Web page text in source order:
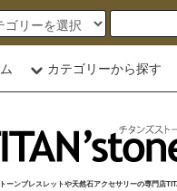
カテゴリーから探す
ーンブレスレットや天然石アクセサリーの専門店